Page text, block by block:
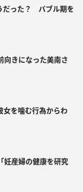
だった？ バブル期を
向きになった美南さ
女を噛む行為からわ
妊産婦の健康を研究